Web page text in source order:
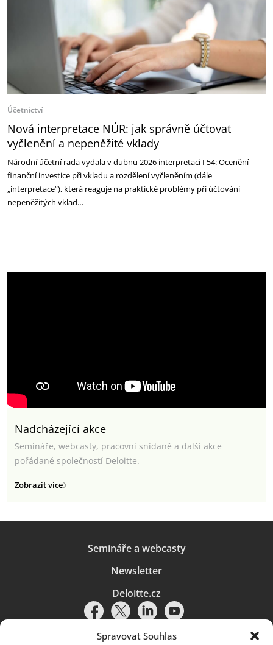
Spravovat Souhlas
Účetnictví
Nová interpretace NÚR: jak správně účtovat
vyčlenění a nepeněžité vklady
Národní účetní rada vydala v dubnu 2026 interpretaci I 54: Ocenění
finanční investice při vkladu a rozdělení vyčleněním (dále
„interpretace“), která reaguje na praktické problémy při účtování
nepeněžitých vklad…
Nadcházející akce
Semináře, webcasty, pracovní snídaně a další akce
pořádané společností Deloitte.
Zobrazit více
Semináře a webcasty
Newsletter
Deloitte.cz